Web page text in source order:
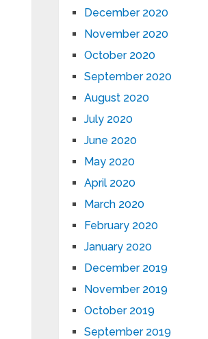
December 2020
November 2020
October 2020
September 2020
August 2020
July 2020
June 2020
May 2020
April 2020
March 2020
February 2020
January 2020
December 2019
November 2019
October 2019
September 2019